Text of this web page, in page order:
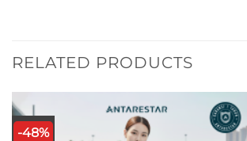
RELATED PRODUCTS
-48%